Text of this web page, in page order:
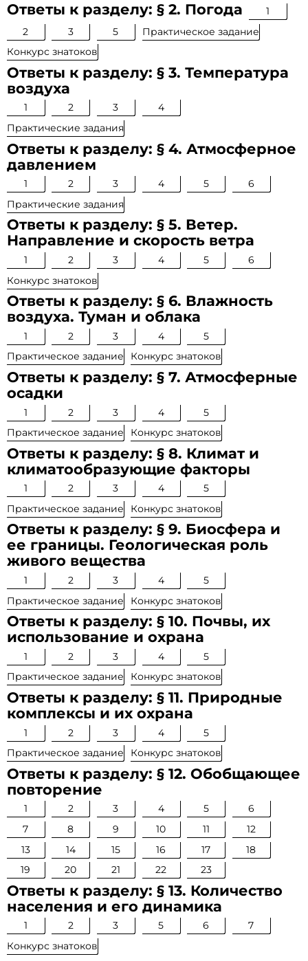
Ответы к разделу: § 2. Погода
1
2
3 5
Практическое задание
Конкурс знатоков
Ответы к разделу: § 3. Температура
воздуха
1 2 3
4
Практические задания
Ответы к разделу: § 4. Атмосферное
давлением
1 2 3 4 5
6
Практические задания
Ответы к разделу: § 5. Ветер.
Направление и скорость ветра
1 2 3 4 5
6
Конкурс знатоков
Ответы к разделу: § 6. Влажность
воздуха. Туман и облака
1 2 3 4
5
Практическое задание
Конкурс знатоков
Ответы к разделу: § 7. Атмосферные
осадки
1 2 3 4
5
Практическое задание
Конкурс знатоков
Ответы к разделу: § 8. Климат и
климатообразующие факторы
1 2 3 4
5
Практическое задание
Конкурс знатоков
Ответы к разделу: § 9. Биосфера и
ее границы. Геологическая роль
живого вещества
1 2 3 4
5
Практическое задание
Конкурс знатоков
Ответы к разделу: § 10. Почвы, их
использование и охрана
1 2 3 4
5
Практическое задание
Конкурс знатоков
Ответы к разделу: § 11. Природные
комплексы и их охрана
1 2 3 4
5
Практическое задание
Конкурс знатоков
Ответы к разделу: § 12. Обобщающее
повторение
1 2 3 4 5
6
7
8 9 10 11
12
13
14 15 16 17
18
19
20 21 22 23
Ответы к разделу: § 13. Количество
населения и его динамика
1 2 3 5 6
7
Конкурс знатоков